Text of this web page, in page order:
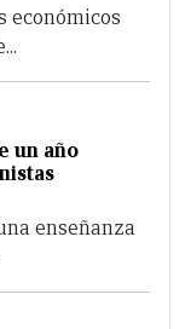
económicos
un año
enseñanza